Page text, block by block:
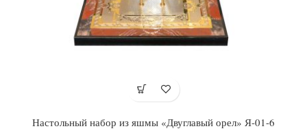
Настольный набор из яшмы «Двуглавый орел» Я-01-6